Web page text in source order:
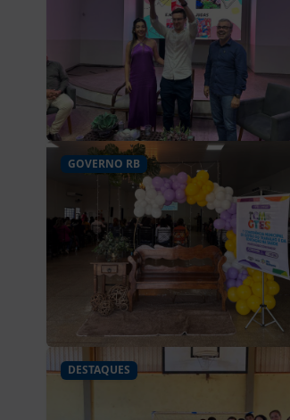
GOVERNO RB
DESTAQUES